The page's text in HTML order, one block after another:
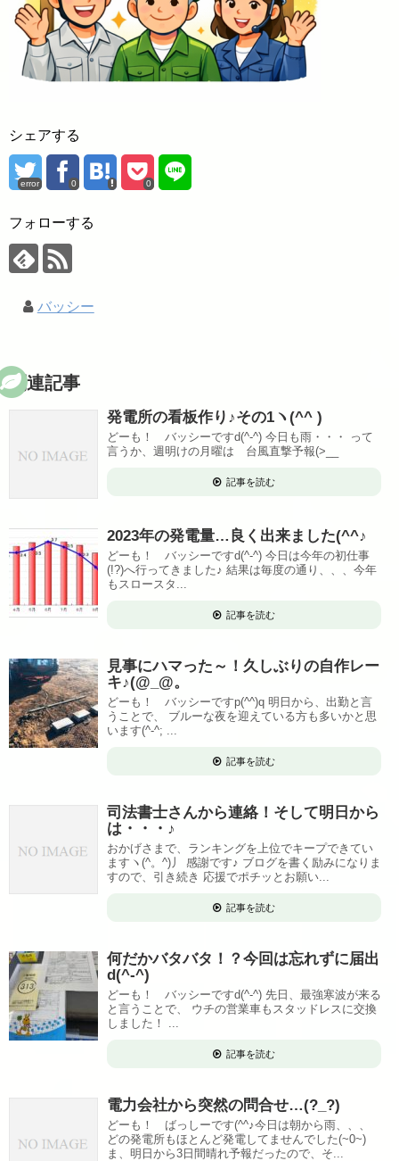
シェアする
error 0 0
フォローする
バッシー
関連記事
発電所の看板作り♪その1ヽ(^^ )
どーも！ バッシーですd(^-^) 今日も雨・・・ って
言うか、週明けの月曜は 台風直撃予報(>__
記事を読む
2023年の発電量…良く出来ました(^^♪
どーも！ バッシーですd(^-^) 今日は今年の初仕事
(!?)へ行ってきました♪ 結果は毎度の通り、、、今年
もスロースタ...
記事を読む
見事にハマった～！久しぶりの自作レー
キ♪(@_@。
どーも！ バッシーですp(^^)q 明日から、出勤と言
うことで、 ブルーな夜を迎えている方も多いかと思
います(^-^; ...
記事を読む
司法書士さんから連絡！そして明日から
は・・・♪
おかげさまで、ランキングを上位でキープできてい
ますヽ(^。^)丿 感謝です♪ ブログを書く励みになりま
すので、引き続き 応援でポチッとお願い...
記事を読む
何だかバタバタ！？今回は忘れずに届出
d(^-^)
どーも！ バッシーですd(^-^) 先日、最強寒波が来る
と言うことで、 ウチの営業車もスタッドレスに交換
しました！ ...
記事を読む
電力会社から突然の問合せ…(?_?)
どーも！ ばっしーです(^^♪今日は朝から雨、、、
どの発電所もほとんど発電してませんでした(~0~)
ま、明日から3日間晴れ予報だったので、そ...